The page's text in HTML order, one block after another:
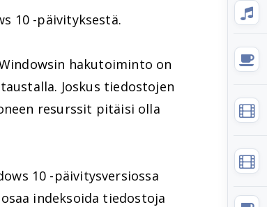
10 -päivityksestä.
hakutoiminto on
Joskus tiedostojen
resurssit pitäisi olla
10 -päivitysversiossa
indeksoida tiedostoja